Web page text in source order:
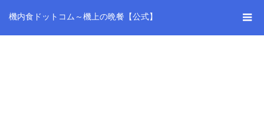
機内食ドットコム～機上の晩餐【公式】